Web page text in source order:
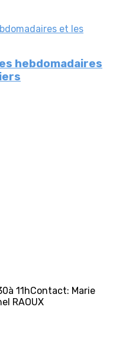
hebdomadaires
11hContact: Marie
RAOUX